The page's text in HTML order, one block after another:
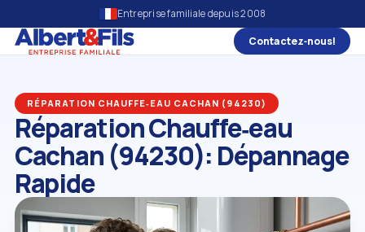
Entreprise familiale depuis 2008
Contactez‑nous!
RÉPARATION CHAUFFE‑EAU CACHAN (94230)
Réparation Chauffe‑eau
Cachan (94230): Dépannage
Rapide